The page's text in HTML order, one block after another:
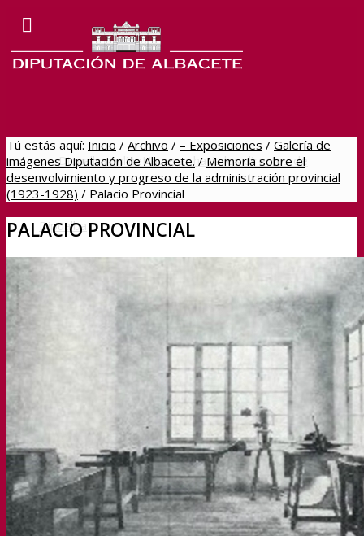
Dipualba online Navegar hacia los directos de
Dipualba
BOP
Sede Electrónica
Transparencia
Sedipualba
Tú estás aquí: Inicio / Archivo / – Exposiciones / Galería de
imágenes Diputación de Albacete. / Memoria sobre el
desenvolvimiento y progreso de la administración provincial
(1923-1928) / Palacio Provincial
PALACIO PROVINCIAL